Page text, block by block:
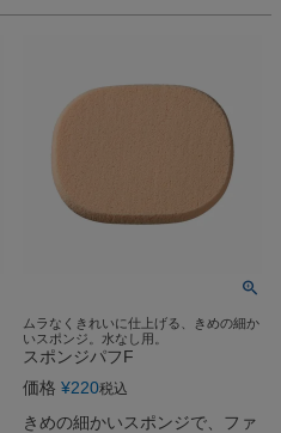
ムラなくきれいに仕上げる、きめの細か
いスポンジ。水なし用。
スポンジパフF
価格 ¥220税込
きめの細かいスポンジで、ファ